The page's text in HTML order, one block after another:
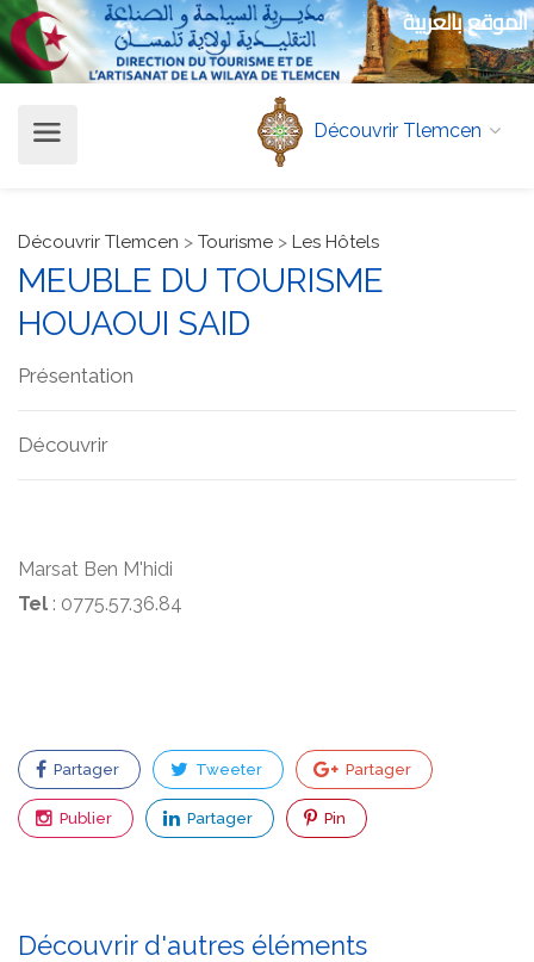
الموقع بالعربية
Découvrir Tlemcen
Découvrir Tlemcen > Tourisme > Les Hôtels
MEUBLE DU TOURISME
HOUAOUI SAID
Présentation
Découvrir
Marsat Ben M'hidi
Tel : 0775.57.36.84
Partager Tweeter Partager
Publier Partager Pin
Découvrir d'autres éléments